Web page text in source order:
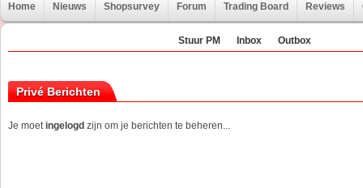
Home Nieuws Shopsurvey Forum Trading Board Reviews
Stuur PM Inbox Outbox
Privé Berichten
Je moetingelogd zijn om je berichten te beheren...